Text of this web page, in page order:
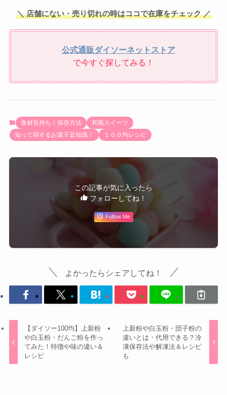
＼ 店舗にない・売り切れの時はココで在庫をチェック ／
公式通販ダイソーネットストア
で今すぐ探してみる！
食材長持ち！保存方法
和風スイーツ
知って得するお菓子豆知識！
１００均レシピ
この記事が気に入ったら
フォローしてね！
Follow Me
よかったらシェアしてね！
【ダイソー100均】上新粉
や白玉粉・だんご粉を作っ
てみた！特徴や味の違い＆
レシピ
上新粉や白玉粉・団子粉の
違いとは・代用できる？冷
凍保存法や解凍法＆レシピ
も